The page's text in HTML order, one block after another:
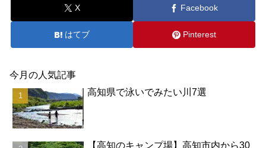
X Facebook
はてブ Pinterest
今月の人気記事
高知県で泳いでみたい川7選
【高知のキャンプ場】高知市内から30